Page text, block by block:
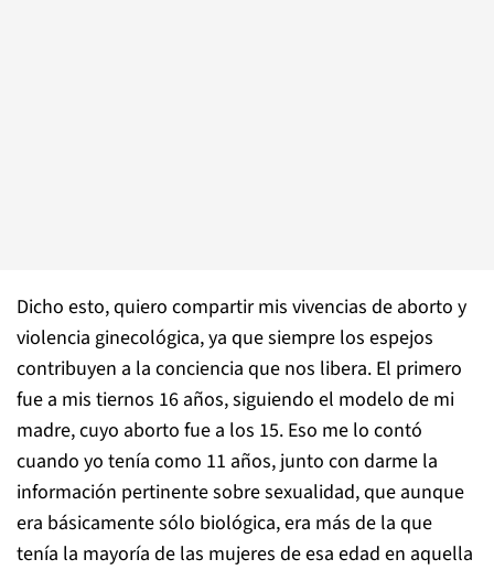
Dicho esto, quiero compartir mis vivencias de aborto y
violencia ginecológica, ya que siempre los espejos
contribuyen a la conciencia que nos libera. El primero
fue a mis tiernos 16 años, siguiendo el modelo de mi
madre, cuyo aborto fue a los 15. Eso me lo contó
cuando yo tenía como 11 años, junto con darme la
información pertinente sobre sexualidad, que aunque
era básicamente sólo biológica, era más de la que
tenía la mayoría de las mujeres de esa edad en aquella